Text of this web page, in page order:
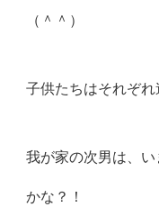
（＾＾）
子供たちはそれぞれ
我が家の次男は、
かな？！